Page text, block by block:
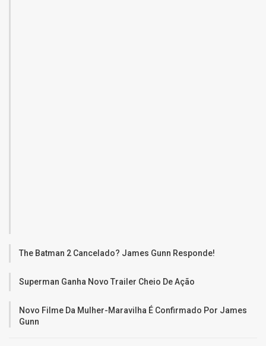
The Batman 2 Cancelado? James Gunn Responde!
Superman Ganha Novo Trailer Cheio De Ação
Novo Filme Da Mulher-Maravilha É Confirmado Por James
Gunn